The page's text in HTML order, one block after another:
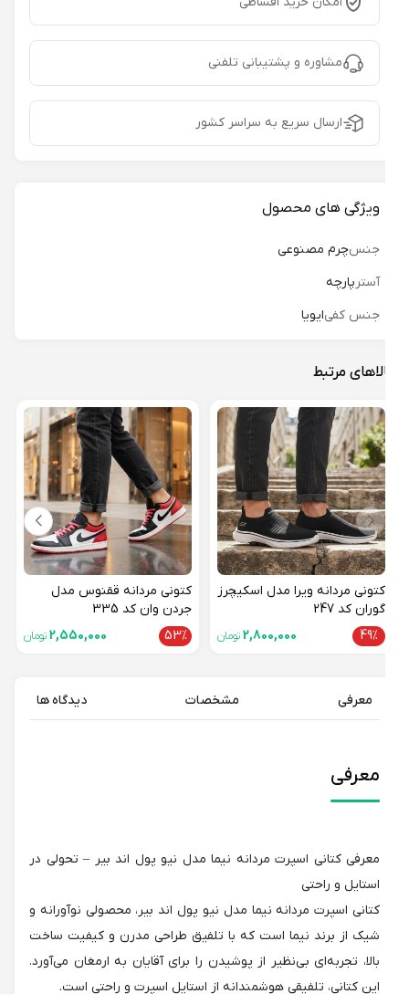
مشاوره و پشتیبانی تلفنی
ارسال سریع به سراسر کشور
ویژگی های محصول
جنسچرم مصنوعی
آسترپارچه
جنس کفی ایویا
مرتبط
کتونی مردانه ویرا مدل اسکیچرز
گوران کد 247
49%
2,800,000 تومان
کتونی مردانه ققنوس مدل
جردن وان کد 335
53%
2,550,000تومان
معرفی مشخصات دیدگاه ها
معرفی
معرفی کتانی اسپرت مردانه نیما مدل نیو پول اند بیر – تحولی در
استایل و راحتی
کتانی اسپرت مردانه نیما مدل نیو پول اند بیر، محصولی نوآورانه و
شیک از برند نیما است که با تلفیق طراحی مدرن و کیفیت ساخت
بالا، تجربه‌ای بی‌نظیر از پوشیدن را برای آقایان به ارمغان می‌آورد.
این کتانی، تلفیقی هوشمندانه از استایل اسپرت و راحتی است.